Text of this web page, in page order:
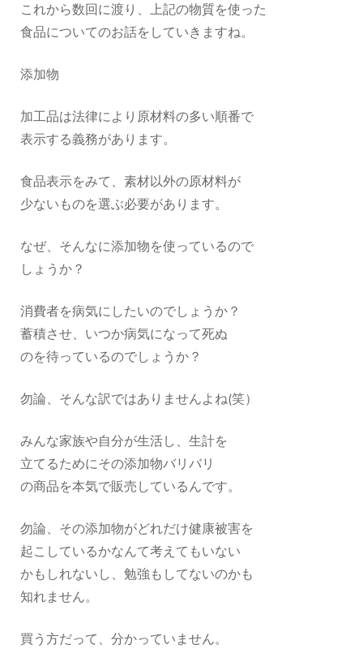
これから数回に渡り、上記の物質を使った
食品についてのお話をしていきますね。
添加物
加工品は法律により原材料の多い順番で
表示する義務があります。
食品表示をみて、素材以外の原材料が
少ないものを選ぶ必要があります。
なぜ、そんなに添加物を使っているので
しょうか？
消費者を病気にしたいのでしょうか？
蓄積させ、いつか病気になって死ぬ
のを待っているのでしょうか？
勿論、そんな訳ではありませんよね(笑）
みんな家族や自分が生活し、生計を
立てるためにその添加物バリバリ
の商品を本気で販売しているんです。
勿論、その添加物がどれだけ健康被害を
起こしているかなんて考えてもいない
かもしれないし、勉強もしてないのかも
知れません。
買う方だって、分かっていません。